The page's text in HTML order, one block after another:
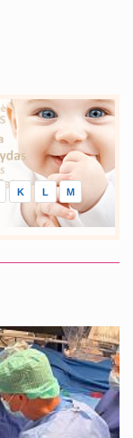
K L M